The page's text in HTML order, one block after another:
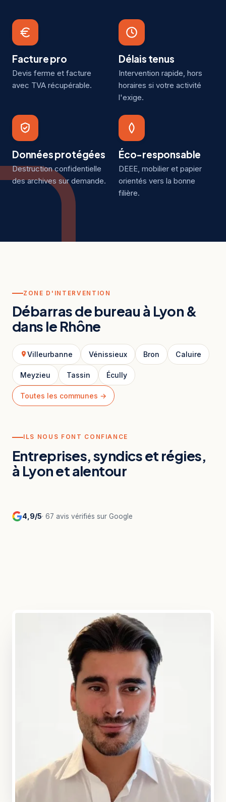
Facture pro
Devis ferme et facture
avec TVA récupérable.
Délais tenus
Intervention rapide, hors
horaires si votre activité
l'exige.
Données protégées
Destruction confidentielle
des archives sur demande.
Éco-responsable
DEEE, mobilier et papier
orientés vers la bonne
filière.
ZONE D'INTERVENTION
Débarras de bureau à Lyon &
dans le Rhône
Villeurbanne Vénissieux Bron Caluire
Meyzieu Tassin Écully
Toutes les communes →
ILS NOUS FONT CONFIANCE
Entreprises, syndics et régies,
à Lyon et alentour
4,9/5· 67 avis vérifiés sur Google